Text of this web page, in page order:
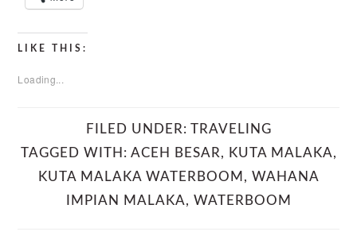
LIKE THIS:
Loading...
FILED UNDER: TRAVELING
TAGGED WITH: ACEH BESAR, KUTA MALAKA,
KUTA MALAKA WATERBOOM , WAHANA
IMPIAN MALAKA, WATERBOOM